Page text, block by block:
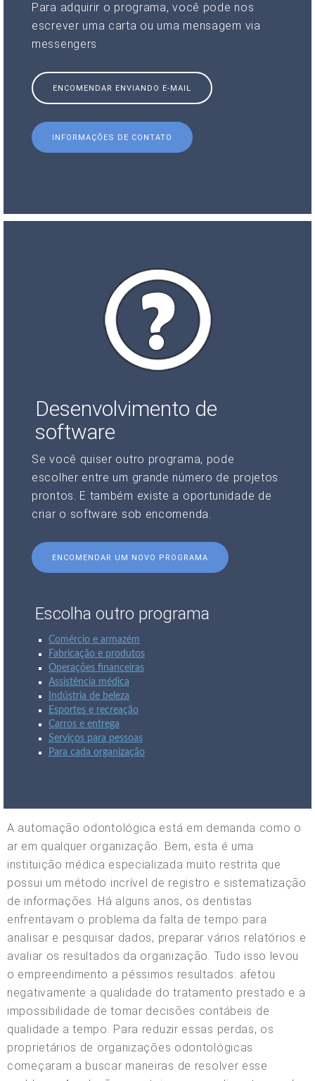
Para adquirir o programa, você pode nos
escrever uma carta ou uma mensagem via
messengers
ENCOMENDAR ENVIANDO E-MAIL
INFORMAÇÕES DE CONTATO
Desenvolvimento de
software
Se você quiser outro programa, pode
escolher entre um grande número de projetos
prontos. E também existe a oportunidade de
criar o software sob encomenda.
ENCOMENDAR UM NOVO PROGRAMA
Escolha outro programa
Comércio e armazém
Fabricação e produtos
Operações financeiras
Assistência médica
Indústria de beleza
Esportes e recreação
Carros e entrega
Serviços para pessoas
Para cada organização
A automação odontológica está em demanda como o
ar em qualquer organização. Bem, esta é uma
instituição médica especializada muito restrita que
possui um método incrível de registro e sistematização
de informações. Há alguns anos, os dentistas
enfrentavam o problema da falta de tempo para
analisar e pesquisar dados, preparar vários relatórios e
avaliar os resultados da organização. Tudo isso levou
o empreendimento a péssimos resultados: afetou
negativamente a qualidade do tratamento prestado e a
impossibilidade de tomar decisões contábeis de
qualidade a tempo. Para reduzir essas perdas, os
proprietários de organizações odontológicas
começaram a buscar maneiras de resolver esse